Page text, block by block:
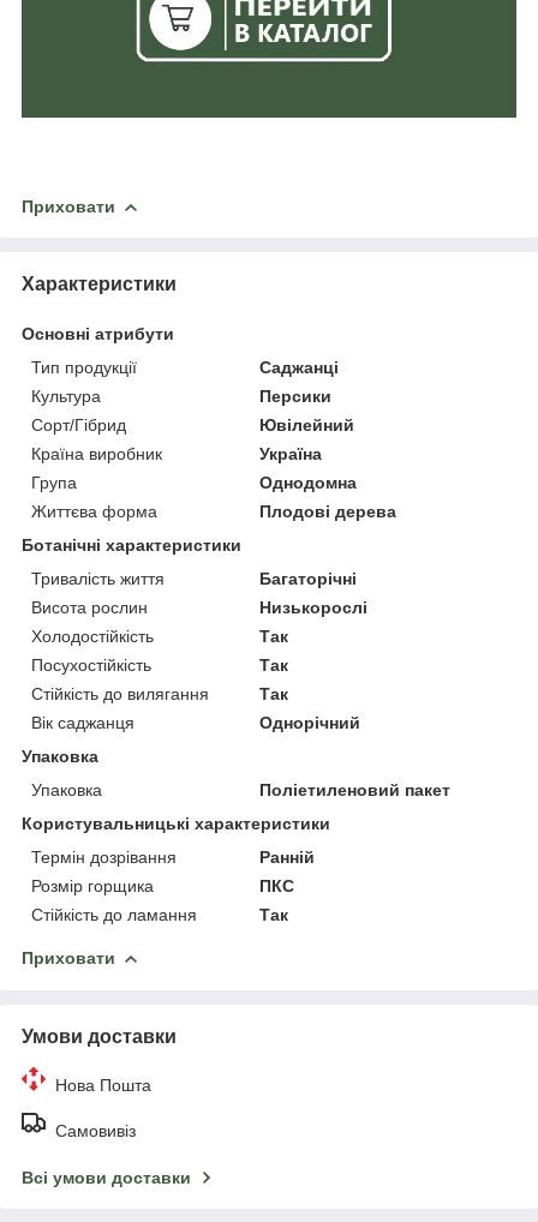
Приховати
Характеристики
Основні атрибути
Тип продукції
Саджанці
Культура
Персики
Сорт/Гібрид
Ювілейний
Країна виробник
Україна
Група
Однодомна
Життєва форма
Плодові дерева
Ботанічні характеристики
Тривалість життя
Багаторічні
Висота рослин
Низькорослі
Холодостійкість
Так
Посухостійкість
Так
Стійкість до вилягання
Так
Вік саджанця
Однорічний
Упаковка
Упаковка
Поліетиленовий пакет
Користувальницькі характеристики
Термін дозрівання
Ранній
Розмір горщика
ПКС
Стійкість до ламання
Так
Приховати
Умови доставки
Нова Пошта
Самовивіз
Всі умови доставки